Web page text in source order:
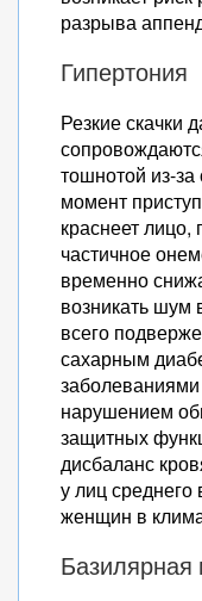
разрыва
Гипертония
Резкие скачки
тошнотой из-
момент
краснеет лицо,
частичное
временно
возникать
всего
сахарным
нарушением
защитных
дисбаланс
у лиц
женщин в
Базилярная